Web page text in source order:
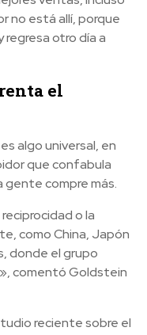
no está allí, porque
otro día a
el
algo universal, en
que confabula
compre más.
o la
como China, Japón
donde el grupo
comentó Goldstein
reciente sobre el